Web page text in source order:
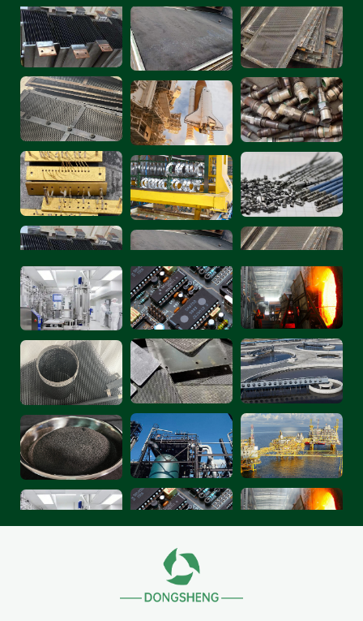
रीसाइक्लिंग का समृद्ध अनुभव है—प्रतिस्पर्धी कीमतों के लिए ईमेल/
फ़ोन पर हमारे खरीदारों से संपर्क करें।
क्लोर-क्षार उद्योग की दो मुख्य श्रेणियाँ
1. क्लोरीन आधारित: जल उपचार, कागज/लुगदी, अकार्बनिक रसायन,
मध्यवर्ती, कार्बनिक रसायन, विनाइल, आदि।
2. क्षार-आधारित: कागज/लुगदी, साबुन/डिटर्जेंट, कार्बनिक रसायन,
वस्त्र, एल्यूमिना, अकार्बनिक रसायन, जल उपचार, आदि।
निकल रीसाइक्लिंग कंपनियों ने शीर्ष वैश्विक क्लोर-
क्षार उद्योग कंपनियों को संकलित किया
प्रमुख कंपनियां: ओलिन कॉर्पोरेशन (यूएसए), टाटा केमिकल्स लिमिटेड
(भारत), तोसोह कॉर्पोरेशन (जापान), ऑक्सिडेंटल पेट्रोलियम (यूएसए),
झिंजियांग झोंगताई केमिकल कंपनी (चीन), एजीसी इंक (जापान),
इनोविन (यूके), फॉर्मोसा प्लास्टिक कॉर्पोरेशन (ताइवान, चीन), हनव्हा
सॉल्यूशंस (दक्षिण कोरिया), अक्जोनोबेल एनवी (नीदरलैंड)।
क्लोर-क्षार उद्योग में निकल मिश्र धातु भागों का
सारांश
1. इलेक्ट्रोलाइजर भाग: निकल मिश्र धातु इलेक्ट्रोड, आयन-झिल्ली
कोटिंग्स (कीमती धातु रीसाइक्लिंग कंपनियोंका मुख्य फोकस)
3. रिएक्टर और हीट एक्सचेंजर्स: निकल मिश्र धातु अस्तर/पूर्ण